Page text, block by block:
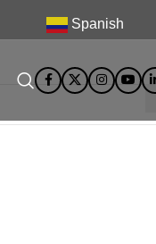
Spanish